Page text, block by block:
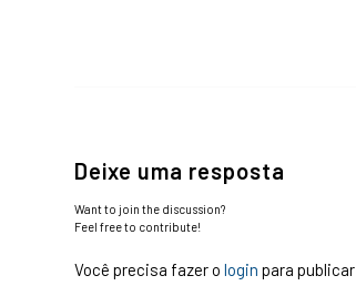
Deixe uma resposta
Want to join the discussion?
Feel free to contribute!
Você precisa fazer o login para